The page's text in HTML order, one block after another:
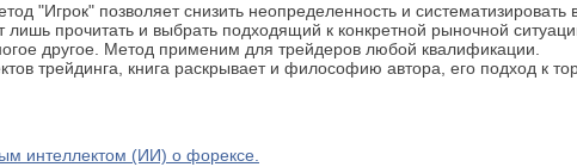
"Игрок" позволяет снизить неопределенность и
лишь прочитать и выбрать подходящий к конкретной рыночной
другое. Метод применим для трейдеров любой квалификации.
трейдинга, книга раскрывает и философию автора, его подход
интеллектом (ИИ) о форексе.